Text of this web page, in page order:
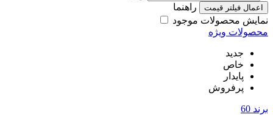
اعمال فیلتر قیمت
راهنما
نمایش محصولات موجود
محصولات ویژه
جدید
خاص
پایدار
پرفروش
برند 60